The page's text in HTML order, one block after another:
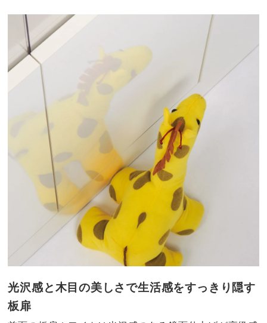
光沢感と木目の美しさで生活感をすっきり隠す
板扉